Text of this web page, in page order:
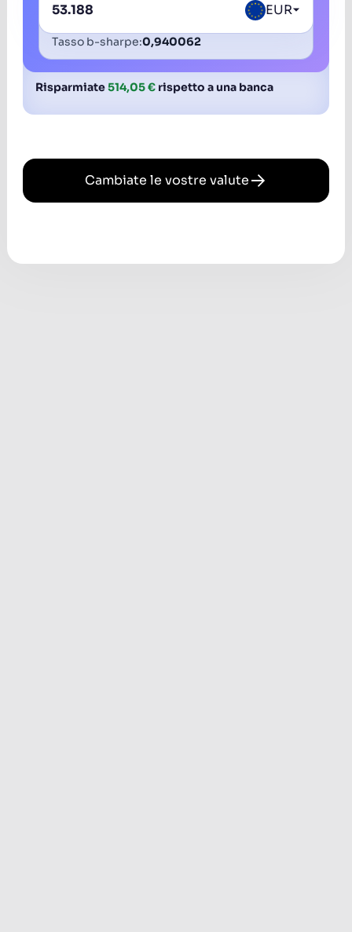
EUR
Tasso b-sharpe:0,940062
Risparmiate514,05 € rispetto a una banca
Cambiate le vostre valute